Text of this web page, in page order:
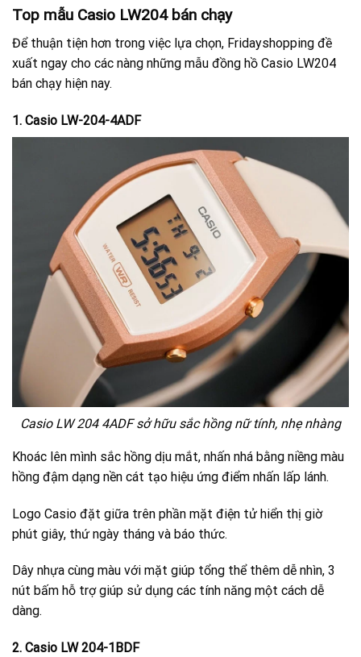
Top mẫu Casio LW204 bán chạy
Để thuận tiện hơn trong việc lựa chọn, Fridayshopping đề
xuất ngay cho các nàng những mẫu đồng hồ Casio LW204
bán chạy hiện nay.
1. Casio LW-204-4ADF
Casio LW 204 4ADF sở hữu sắc hồng nữ tính, nhẹ nhàng
Khoác lên mình sắc hồng dịu mắt, nhấn nhá bằng niềng màu
hồng đậm dạng nền cát tạo hiệu ứng điểm nhấn lấp lánh.
Logo Casio đặt giữa trên phần mặt điện tử hiển thị giờ
phút giây, thứ ngày tháng và báo thức.
Dây nhựa cùng màu với mặt giúp tổng thể thêm dễ nhìn, 3
nút bấm hỗ trợ giúp sử dụng các tính năng một cách dễ
dàng.
2. Casio LW 204-1BDF